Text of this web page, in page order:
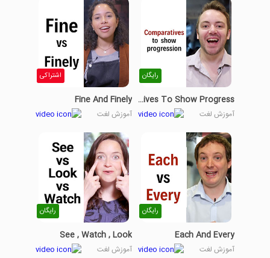
رایگان
Comparatives To Show Progress
آموزش لغت
اشتراکی
Fine And Finely
آموزش لغت
رایگان
Each And Every
آموزش لغت
رایگان
See , Watch , Look
آموزش لغت